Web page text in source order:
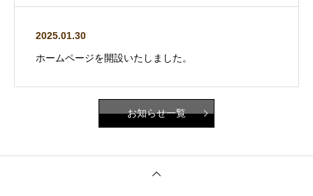
2025.01.30
ホームページを開設いたしました。
お知らせ一覧